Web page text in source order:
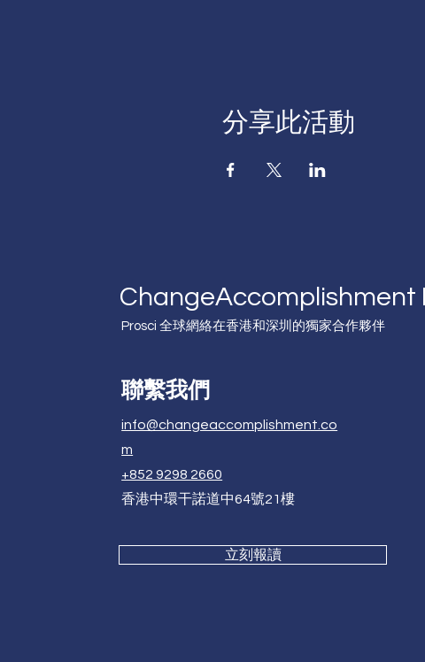
分享此活動
ChangeAccomplishment
Prosci 全球網絡在香港和深圳的獨家合作夥伴
聯繫我們
info@changeaccomplishment.co
m
+852 9298 2660
香港中環干諾道中64號21樓
立刻報讀